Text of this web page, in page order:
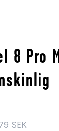
8 Pro
SEK